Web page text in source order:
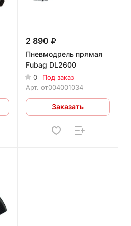
2 890
Пневмодрель прямая
Fubag DL2600
0
Под заказ
Арт. от004001034
Заказать